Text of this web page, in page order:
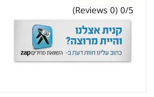
0/5
(0 Reviews)